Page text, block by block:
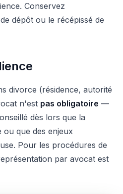
Conservez
dépôt ou le récépissé de
divorce (résidence, autorité
n'est pas obligatoire —
dès lors que la
que des enjeux
Pour les procédures de
par avocat est